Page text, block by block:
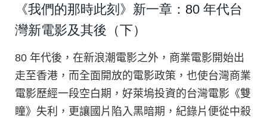
《我們的那時此刻》新一章：80 年代台
灣新電影及其後（下）
80 年代後，在新浪潮電影之外，商業電影開始出
走至香港，而全面開放的電影政策，也使台灣商業
電影歷經一段空白期，好萊塢投資的台灣電影《雙
瞳》失利，更讓國片陷入黑暗期，紀錄片便從中殺